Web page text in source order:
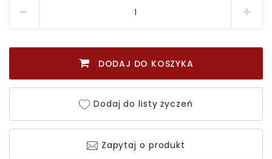
DODAJ DO KOSZYKA
Dodaj do listy życzeń
Zapytaj o produkt